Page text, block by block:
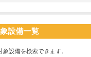
設備一覧
設備を検索できます。